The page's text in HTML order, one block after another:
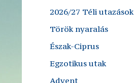
2026/27 Téli utazások
Török nyaralás
Észak-Ciprus
Egzotikus utak
Advent